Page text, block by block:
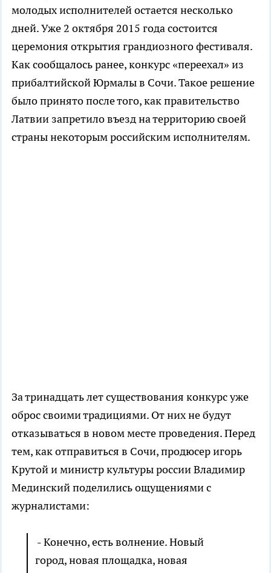
молодых исполнителей остается несколько
дней. Уже 2 октября 2015 года состоится
церемония открытия грандиозного фестиваля.
Как сообщалось ранее, конкурс «переехал» из
прибалтийской Юрмалы в Сочи. Такое решение
было принято после того, как правительство
Латвии запретило въезд на территорию своей
страны некоторым российским исполнителям.
За тринадцать лет существования конкурс уже
оброс своими традициями. От них не будут
отказываться в новом месте проведения. Перед
тем, как отправиться в Сочи, продюсер игорь
Крутой и министр культуры россии Владимир
Мединский поделились ощущениями с
журналистами:
- Конечно, есть волнение. Новый
город, новая площадка, новая